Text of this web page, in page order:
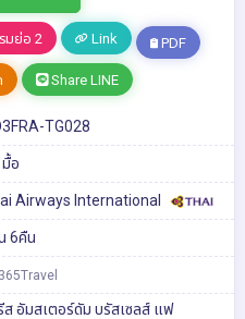
มย่อ 2 Link PDF
Share LINE
TG028
มื้อ
Airways International
6คืน
ส อัมสเตอร์ดัม บรัสเซลส์ แฟ